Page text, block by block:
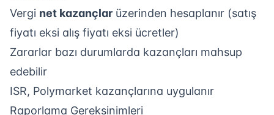
Vergi net kazançlar üzerinden hesaplanır (satış
fiyatı eksi alış fiyatı eksi ücretler)
Zararlar bazı durumlarda kazançları mahsup
edebilir
ISR, Polymarket kazançlarına uygulanır
Raporlama Gereksinimleri